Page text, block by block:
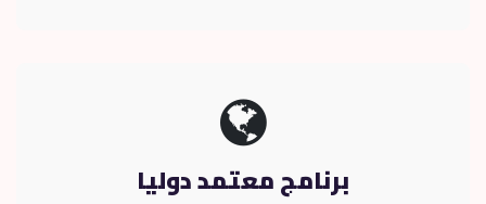
برنامج معتمد دوليا